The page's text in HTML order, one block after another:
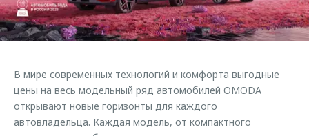
Страхование
Кредитный калькулятор
Одежда и сувениры
Оригинальные аксессуары
Запчасти
Клиентская поддержка
O&J Автоклуб
Приложение O&J
Аксессуары
Обратная связь
В мире современных технологий и комфорта выгодные
цены на весь модельный ряд автомобилей OMODA
открывают новые горизонты для каждого
автовладельца. Каждая модель, от компактного